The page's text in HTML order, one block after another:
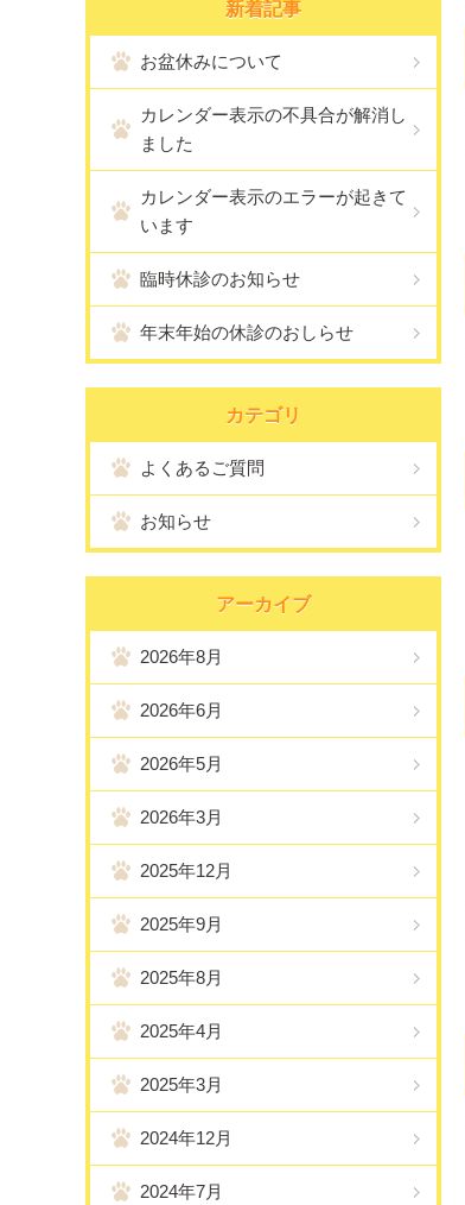
新着記事
お盆休みについて
カレンダー表示の不具合が解消し
ました
カレンダー表示のエラーが起きて
います
臨時休診のお知らせ
年末年始の休診のおしらせ
カテゴリ
よくあるご質問
お知らせ
アーカイブ
2026年8月
2026年6月
2026年5月
2026年3月
2025年12月
2025年9月
2025年8月
2025年4月
2025年3月
2024年12月
2024年7月